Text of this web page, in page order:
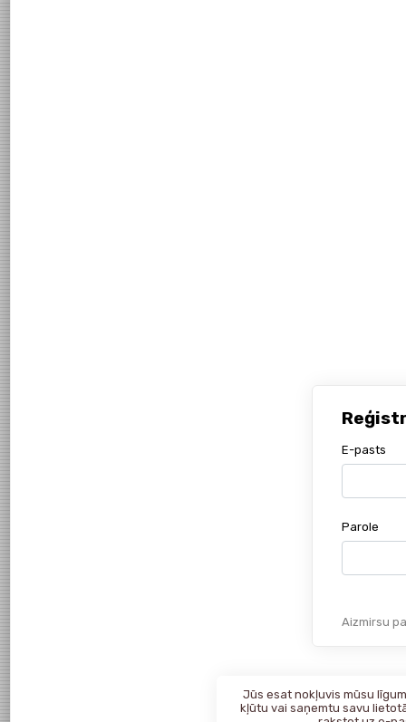
E-pasts
Parole
Aizmirsu
Jūs esat nokļuvis mūsu
kļūtu vai saņemtu savu